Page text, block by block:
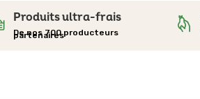
Produits ultra-frais
De nos 700 producteurs
partenaires